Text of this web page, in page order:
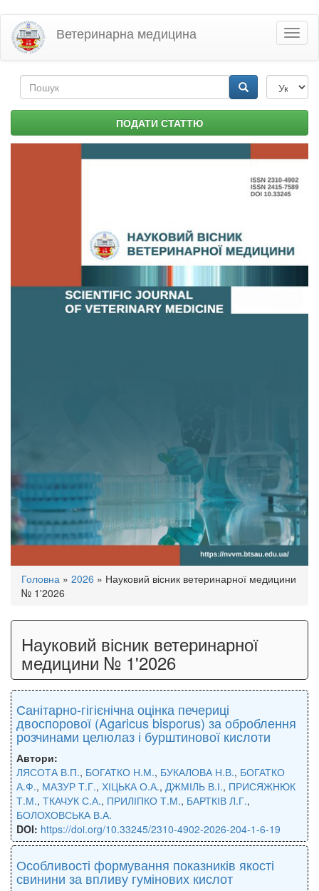
Перейти
основного
матеріалу
Ветеринарна медицина
Пошукова
форма ПОДАТИ СТАТТЮ
Ви
тут
Головна » 2026 » Науковий вісник ветеринарної медицини
№ 1'2026
Науковий вісник ветеринарної
медицини № 1'2026
Санітарно-гігієнічна оцінка печериці
двоспорової (Agaricus bisporus) за оброблення
розчинами целюлаз і бурштинової кислоти
Автори:
ЛЯСОТА В.П., БОГАТКО Н.М., БУКАЛОВА Н.В., БОГАТКО
А.Ф., МАЗУР Т.Г., ХІЦЬКА О.А., ДЖМІЛЬ В.І., ПРИСЯЖНЮК
Т.М., ТКАЧУК С.А., ПРИЛІПКО Т.М., БАРТКІВ Л.Г.,
БОЛОХОВСЬКА В.А.
DOI: https://doi.org/10.33245/2310-4902-2026-204-1-6-19
Особливості формування показників якості
свинини за впливу гумінових кислот